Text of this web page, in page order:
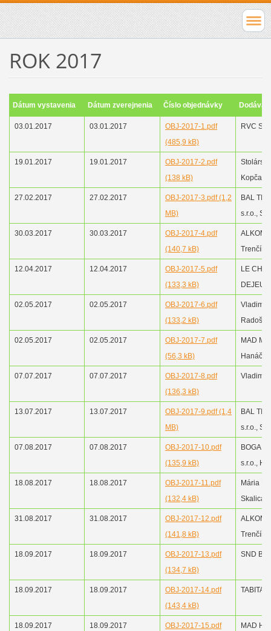
ROK 2017
Dátum vystavenia Dátum zverejnenia Číslo objednávky
03.01.2017 03.01.2017 OBJ-2017-1.pdf
(485,9 kB)
RVC
19.01.2017 19.01.2017 OBJ-2017-2.pdf
(138 kB) Kopčany
27.02.2017 27.02.2017 OBJ-2017-3.pdf (1,2
MB)
BAL TIP
s.r.o.,
30.03.2017 30.03.2017 OBJ-2017-4.pdf
(140,7 kB) Trenčín
12.04.2017 12.04.2017 OBJ-2017-5.pdf
(133,3 kB)
LE
02.05.2017 02.05.2017 OBJ-2017-6.pdf
(133,2 kB)
Vladimír
02.05.2017 02.05.2017 OBJ-2017-7.pdf
(56,3 kB)
MAD
Hanáček
07.07.2017 07.07.2017 OBJ-2017-8.pdf
(136,3 kB)
Vladimír
13.07.2017 13.07.2017 OBJ-2017-9.pdf (1,4
MB)
BAL TIP
s.r.o.,
07.08.2017 07.08.2017 OBJ-2017-10.pdf
(135,9 kB)
BOGA
s.r.o.,
18.08.2017 18.08.2017 OBJ-2017-11.pdf
(132,4 kB)
Mária
Skalica
31.08.2017 31.08.2017 OBJ-2017-12.pdf
(141,8 kB) Trenčín
18.09.2017 18.09.2017 OBJ-2017-13.pdf
(134,7 kB)
SND
18.09.2017 18.09.2017 OBJ-2017-14.pdf
(143,4 kB)
TABITA -
18.09.2017 18.09.2017 OBJ-2017-15.pdf MAD